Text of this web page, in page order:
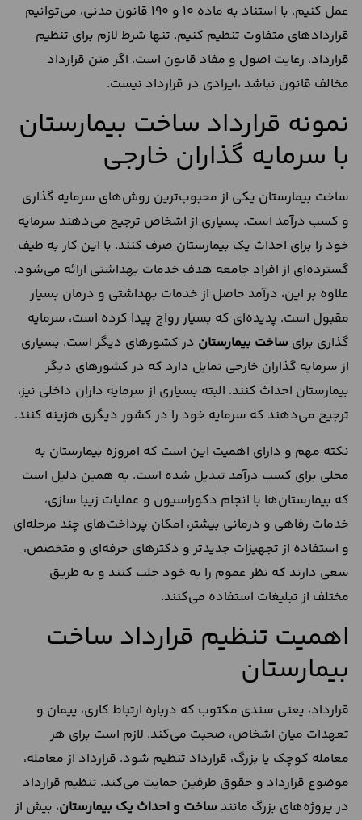
عمل کنیم. با استناد به ماده 10 و 190 قانون مدنی، می‌توانیم
قراردادهای متفاوت تنظیم کنیم. تنها شرط لازم برای تنظیم
قرارداد، رعایت اصول و مفاد قانون است. اگر متن قرارداد
مخالف قانون نباشد ،ایرادی در قرارداد نیست.
نمونه قرارداد ساخت بیمارستان
با سرمایه گذاران خارجی
ساخت بیمارستان یکی از محبوب‌ترین روش‌های سرمایه گذاری
و کسب درآمد است. بسیاری از اشخاص ترجیح می‌دهند سرمایه
خود را برای احداث یک بیمارستان صرف کنند. با این کار به طیف
گسترده‌ای از افراد جامعه هدف خدمات بهداشتی ارائه می‌شود.
علاوه بر این، درآمد حاصل از خدمات بهداشتی و درمان بسیار
مقبول است. پدیده‌ای که بسیار رواج پیدا کرده است، سرمایه
گذاری برای ساخت بیمارستان در کشورهای دیگر است. بسیاری
از سرمایه گذاران خارجی تمایل دارد که در کشورهای دیگر
بیمارستان احداث کنند. البته بسیاری از سرمایه داران داخلی نیز،
ترجیح می‌دهند که سرمایه خود را در کشور دیگری هزینه کنند.
نکته مهم و دارای اهمیت این است که امروزه بیمارستان به
محلی برای کسب درآمد تبدیل شده است. به همین دلیل است
که بیمارستان‌ها با انجام دکوراسیون و عملیات زیبا سازی،
خدمات رفاهی و درمانی بیشتر، امکان پرداخت‌های چند مرحله‌ای
و استفاده از تجهیزات جدیدتر و دکتر‌های حرفه‌ای و متخصص،
سعی دارند که نظر عموم را به خود جلب کنند و به طریق
مختلف از تبلیغات استفاده می‌کنند.
اهمیت تنظیم قرارداد ساخت
بیمارستان
قرارداد، یعنی سندی مکتوب که درباره ارتباط کاری، پیمان و
تعهدات میان اشخاص، صحبت می‌کند. لازم است برای هر
معامله کوچک یا بزرگ، قرارداد تنظیم شود. قرارداد از معامله،
موضوع قرارداد و حقوق طرفین حمایت می‌کند. تنظیم قرارداد
در پروژه‌های بزرگ مانند ساخت و احداث یک بیمارستان، بیش از